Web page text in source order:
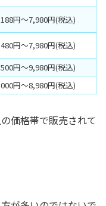
円〜7,980円(税込)
円〜7,980円(税込)
円〜9,980円(税込)
円〜8,980円(税込)
価格帯で販売されて